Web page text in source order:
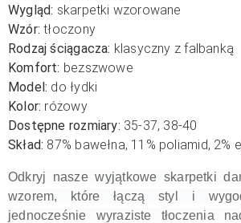
Wygląd: skarpetki wzorowane
Wzór: tłoczony
Rodzaj ściągacza: klasyczny z falbanką
Komfort: bezszwowe
Model: do łydki
Kolor: różowy
Dostępne rozmiary: 35-37, 38-40
Skład: 87% bawełna, 11% poliamid, 2%
Odkryj nasze wyjątkowe skarpetki
wzorem, które łączą styl i
jednocześnie wyraziste tłoczenia